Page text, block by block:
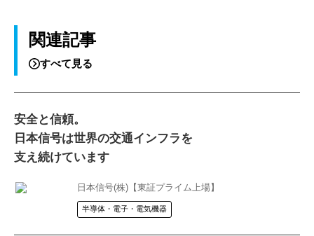
関連記事
すべて見る
安全と信頼。
日本信号は世界の交通インフラを
支え続けています
日本信号(株)【東証プライム上場】
半導体・電子・電気機器